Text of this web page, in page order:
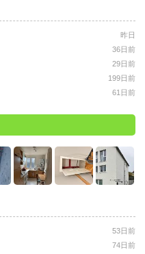
昨日
36日前
29日前
199日前
61日前
53日前
74日前